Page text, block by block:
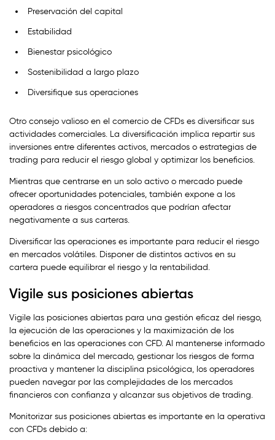
Preservación del capital
Estabilidad
Bienestar psicológico
Sostenibilidad a largo plazo
Diversifique sus operaciones
Otro consejo valioso en el comercio de CFDs es diversificar sus
actividades comerciales. La diversificación implica repartir sus
inversiones entre diferentes activos, mercados o estrategias de
trading para reducir el riesgo global y optimizar los beneficios.
Mientras que centrarse en un solo activo o mercado puede
ofrecer oportunidades potenciales, también expone a los
operadores a riesgos concentrados que podrían afectar
negativamente a sus carteras.
Diversificar las operaciones es importante para reducir el riesgo
en mercados volátiles. Disponer de distintos activos en su
cartera puede equilibrar el riesgo y la rentabilidad.
Vigile sus posiciones abiertas
Vigile las posiciones abiertas para una gestión eficaz del riesgo,
la ejecución de las operaciones y la maximización de los
beneficios en las operaciones con CFD. Al mantenerse informado
sobre la dinámica del mercado, gestionar los riesgos de forma
proactiva y mantener la disciplina psicológica, los operadores
pueden navegar por las complejidades de los mercados
financieros con confianza y alcanzar sus objetivos de trading.
Monitorizar sus posiciones abiertas es importante en la operativa
con CFDs debido a: